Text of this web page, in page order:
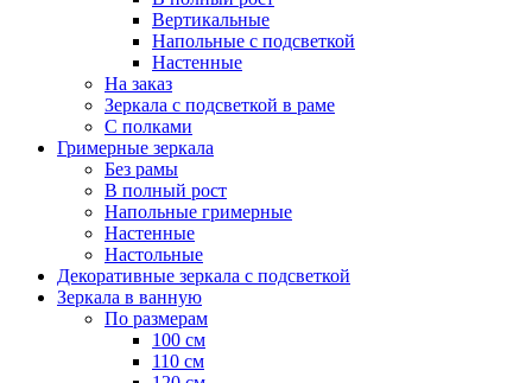
Вертикальные
Напольные с подсветкой
Настенные
На заказ
Зеркала с подсветкой в раме
С полками
Гримерные зеркала
Без рамы
В полный рост
Напольные гримерные
Настенные
Настольные
Декоративные зеркала с подсветкой
Зеркала в ванную
По размерам
100 см
110 см